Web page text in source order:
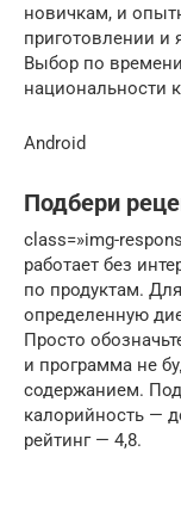
новичкам, и
приготовлении и
Выбор по
национальности
Android
Подбери
class=»img-
работает без
по продуктам.
определенную
Просто
и программа не
содержанием.
калорийность —
рейтинг — 4,8.